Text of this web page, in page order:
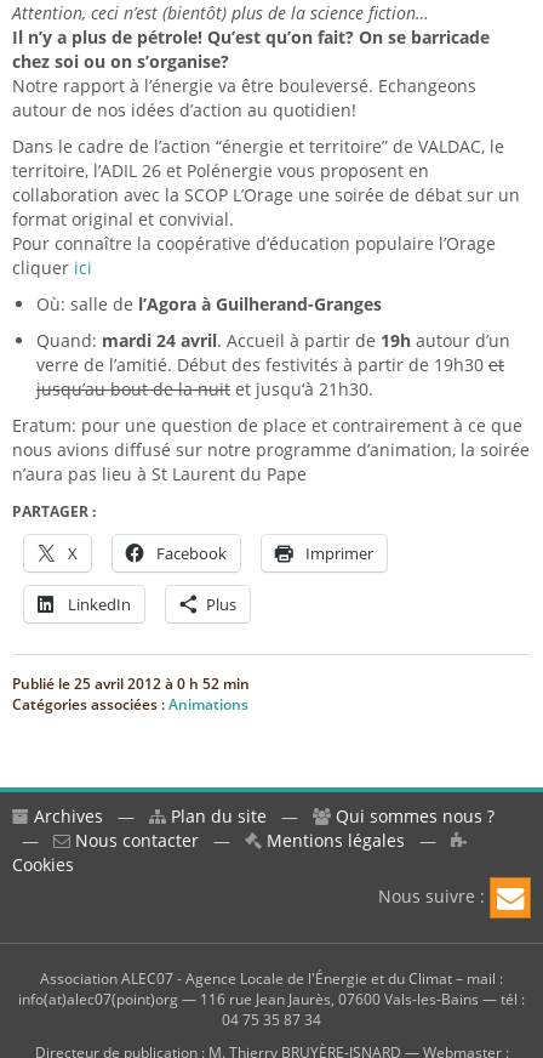
Attention, ceci n’est (bientôt) plus de la science fiction…
Il n’y a plus de pétrole! Qu’est qu’on fait? On se barricade
chez soi ou on s’organise?
Notre rapport à l‘énergie va être bouleversé. Echangeons
autour de nos idées d’action au quotidien!
Dans le cadre de l’action “énergie et territoire” de VALDAC, le
territoire, l’ADIL 26 et Polénergie vous proposent en
collaboration avec la SCOP L’Orage une soirée de débat sur un
format original et convivial.
Pour connaître la coopérative d‘éducation populaire l’Orage
cliquer ici
Où: salle de l’Agora à Guilherand-Granges
Quand: mardi 24 avril. Accueil à partir de 19h autour d’un
verre de l’amitié. Début des festivités à partir de 19h30 et
jusqu’au bout de la nuit et jusqu‘à 21h30.
Eratum: pour une question de place et contrairement à ce que
nous avions diffusé sur notre programme d’animation, la soirée
n’aura pas lieu à St Laurent du Pape
PARTAGER :
X Facebook Imprimer
LinkedIn Plus
Publié le25 avril 2012 à 0 h 52 min
Catégories associées :Animations
Archives — Plan du site —
Qui sommes nous ?
—
Nous contacter — Mentions légales —
Cookies
Nous suivre :
Association ALEC07 - Agence Locale de l'Énergie et du Climat – mail :
info(at)alec07(point)org — 116 rue Jean Jaurès, 07600 Vals-les-Bains — tél :
04 75 35 87 34
Directeur de publication : M. Thierry BRUYÈRE-ISNARD — Webmaster :